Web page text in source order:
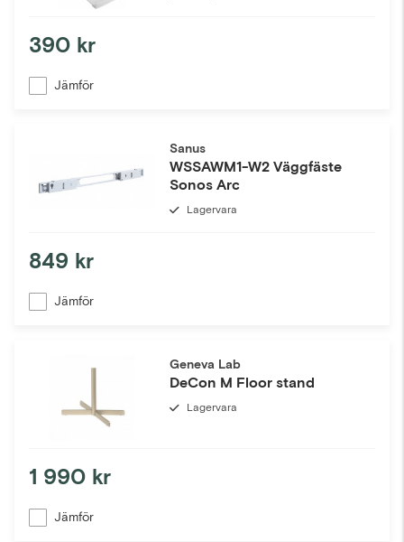
390 kr
Jämför
Sanus
WSSAWM1-W2 Väggfäste
Sonos Arc
Lagervara
849 kr
Jämför
Geneva Lab
DeCon M Floor stand
Lagervara
1 990 kr
Jämför